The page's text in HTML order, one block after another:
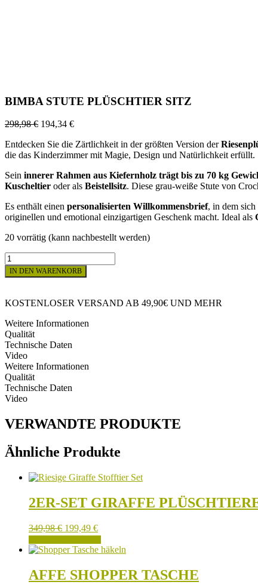
BIMBA STUTE PLÜSCHTIER SITZ
298,98€ 194,34 €
Entdecken Sie die Zärtlichkeit in der größten Version der
die das Kinderzimmer mit Magie, Design und Natürlichkeit erfüllt.
Sein innerer Rahmen aus Kiefernholz trägt bis zu 70 kg
Kuscheltier oder als Beistellsitz. Diese grau-weiße Stute von
Es enthält einen personalisierten Willkommensbrief, in dem
originellen und emotional einzigartigen Geschenk macht. Ideal als
20 vorrätig (kann nachbestellt werden)
BIMBA
STUTE
PLÜSCHTIER
Menge
IN DEN WARENKORB
KOSTENLOSER VERSAND AB 49,90€ UND MEHR
Weitere Informationen
Qualität
Technische Daten
Video
Weitere Informationen
Qualität
Technische Daten
Video
VERWANDTE PRODUKTE
Ähnliche Produkte
2ER-SET GIRAFFE
349,98€ 199,49 €
AFFE SHOPPER TASCHE